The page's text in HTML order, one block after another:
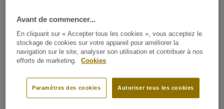
Avant de commencer...
En cliquant sur « Accepter tous les cookies », vous acceptez le
stockage de cookies sur votre appareil pour améliorer la
navigation sur le site, analyser son utilisation et contribuer à nos
efforts de marketing.
Cookies
Autoriser tous les cookies
Paramètres des cookies